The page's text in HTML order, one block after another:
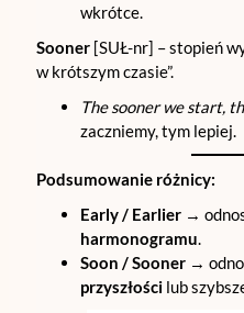
wkrótce.
Sooner [SUŁ-nr] – stopień
w krótszym czasie”.
The sooner we start,
zaczniemy, tym lepiej.
Podsumowanie różnicy:
Early / Earlier →
harmonogramu.
Soon / Sooner →
przyszłości lub